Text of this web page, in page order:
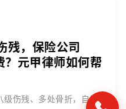
残，保险公司
元甲律师如何帮
级伤残、多处骨折，自己